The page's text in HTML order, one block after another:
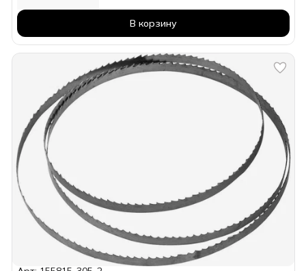
В корзину